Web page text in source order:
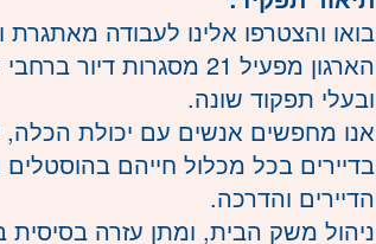
בואו והצטרפו אלינו לעבודה
הארגון מפעיל 21
ובעלי תפקוד שונה.
אנו מחפשים אנשים עם יכולת הכלה,
בדיירים בכל מכלול חייהם בהוסטלים
הדיירים והדרכה.
ניהול משק הבית, ומתן עזרה בסיסית